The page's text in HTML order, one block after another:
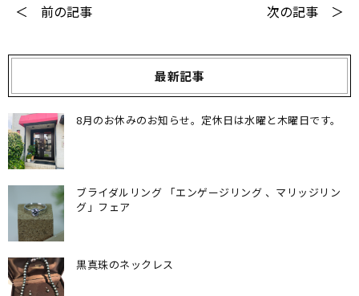
＜ 前の記事 次の記事 ＞
最新記事
8月のお休みのお知らせ。定休日は水曜と木曜日です。
ブライダルリング 「エンゲージリング 、マリッジリン
グ」フェア
黒真珠のネックレス